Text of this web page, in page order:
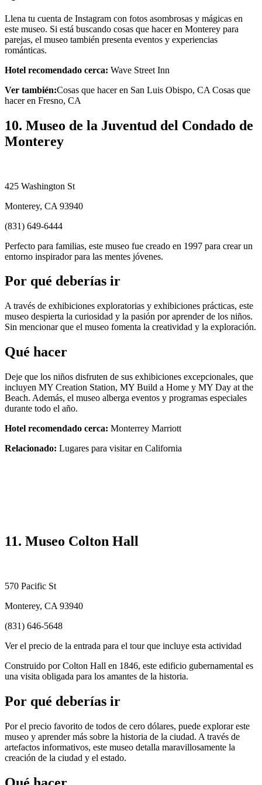
Llena tu cuenta de Instagram con fotos asombrosas y mágicas en
este museo. Si está buscando cosas que hacer en Monterey para
parejas, el museo también presenta eventos y experiencias
románticas.
Hotel recomendado cerca: Wave Street Inn
Ver también:Cosas que hacer en San Luis Obispo, CA Cosas que
hacer en Fresno, CA
10. Museo de la Juventud del Condado de
Monterey
425 Washington St
Monterey, CA 93940
(831) 649-6444
Perfecto para familias, este museo fue creado en 1997 para crear un
entorno inspirador para las mentes jóvenes.
Por qué deberías ir
A través de exhibiciones exploratorias y exhibiciones prácticas, este
museo despierta la curiosidad y la pasión por aprender de los niños.
Sin mencionar que el museo fomenta la creatividad y la exploración.
Qué hacer
Deje que los niños disfruten de sus exhibiciones excepcionales, que
incluyen MY Creation Station, MY Build a Home y MY Day at the
Beach. Además, el museo alberga eventos y programas especiales
durante todo el año.
Hotel recomendado cerca: Monterrey Marriott
Relacionado: Lugares para visitar en California
11. Museo Colton Hall
570 Pacific St
Monterey, CA 93940
(831) 646-5648
Ver el precio de la entrada para el tour que incluye esta actividad
Construido por Colton Hall en 1846, este edificio gubernamental es
una visita obligada para los amantes de la historia.
Por qué deberías ir
Por el precio favorito de todos de cero dólares, puede explorar este
museo y aprender más sobre la historia de la ciudad. A través de
artefactos informativos, este museo detalla maravillosamente la
creación de la ciudad y el estado.